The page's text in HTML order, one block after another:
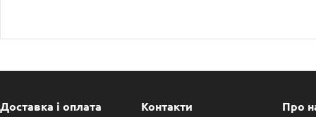
Доставка і оплата Контакти Про